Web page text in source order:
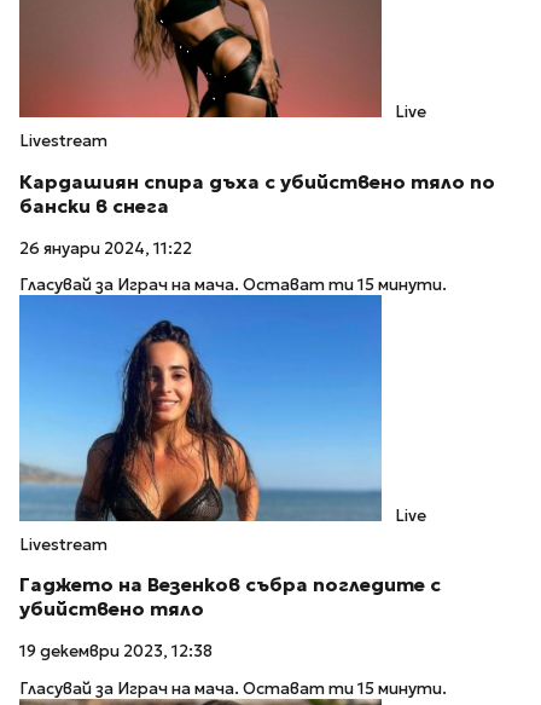
Live
Livestream
Кардашиян спира дъха с убийствено тяло по
бански в снега
26 януари 2024, 11:22
Гласувай за Играч на мача. Остават ти 15 минути.
Live
Livestream
Гаджето на Везенков събра погледите с
убийствено тяло
19 декември 2023, 12:38
Гласувай за Играч на мача. Остават ти 15 минути.